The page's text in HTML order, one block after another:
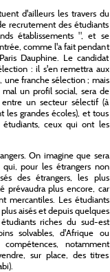
d'ailleurs les travers du
recrutement des étudiants
établissements ", et se
comme l'a fait pendant
Dauphine. Le candidat
: il s'en remettra aux
une franche sélection ; mais
un profil social, sera de
un secteur sélectif (à
les grandes écoles), et tous
étudiants, ceux qui ont les
On imagine que sera
pour les étrangers non
des étrangers, les plus
prévaudra plus encore, car
mercantiles. Les étudiants
aisés et depuis quelques
riches du sud-est
solvables, d'Afrique ou
notamment
sur place, des titres